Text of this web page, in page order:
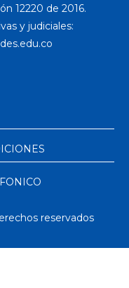
12220 de 2016.
y judiciales:
reservados